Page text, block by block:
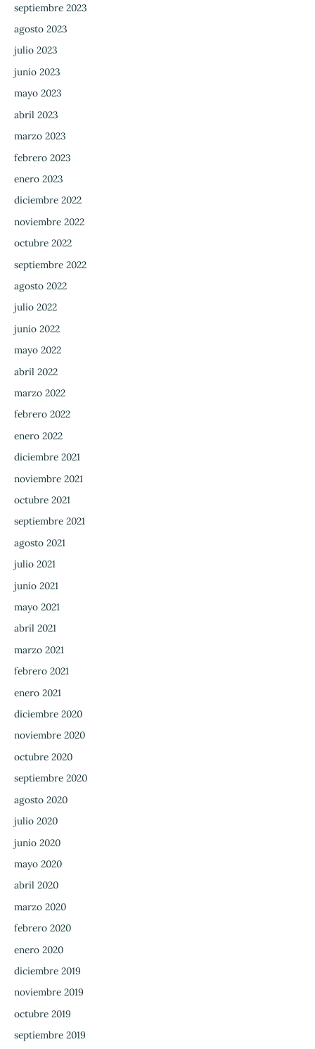
septiembre 2023
agosto 2023
julio 2023
junio 2023
mayo 2023
abril 2023
marzo 2023
febrero 2023
enero 2023
diciembre 2022
noviembre 2022
octubre 2022
septiembre 2022
agosto 2022
julio 2022
junio 2022
mayo 2022
abril 2022
marzo 2022
febrero 2022
enero 2022
diciembre 2021
noviembre 2021
octubre 2021
septiembre 2021
agosto 2021
julio 2021
junio 2021
mayo 2021
abril 2021
marzo 2021
febrero 2021
enero 2021
diciembre 2020
noviembre 2020
octubre 2020
septiembre 2020
agosto 2020
julio 2020
junio 2020
mayo 2020
abril 2020
marzo 2020
febrero 2020
enero 2020
diciembre 2019
noviembre 2019
octubre 2019
septiembre 2019